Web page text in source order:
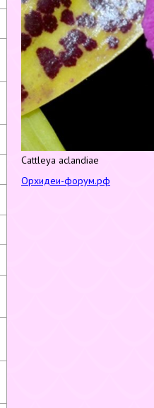
Сattleya aclandiae
Орхидеи-форум.рф